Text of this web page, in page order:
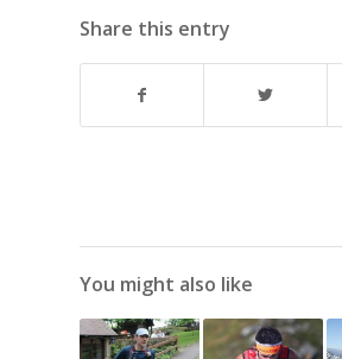
Share this entry
You might also like